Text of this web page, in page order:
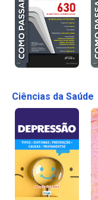
Ciências da Saúde